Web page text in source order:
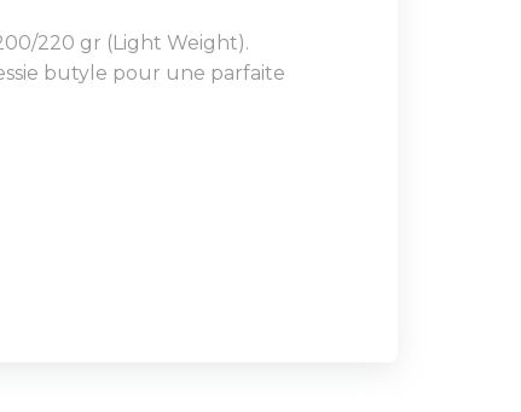
220 gr (Light Weight).
butyle pour une parfaite